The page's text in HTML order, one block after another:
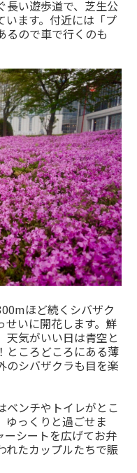
長い遊歩道で、芝生公
います。付近には「プ
るので車で行くのも
ほど続くシバザク
せいに開花します。鮮
天気がいい日は青空と
ところどころにある薄
のシバザクラも目を楽
ベンチやトイレがとこ
ゆっくりと過ごせま
ーシートを広げてお弁
れたカップルたちで賑